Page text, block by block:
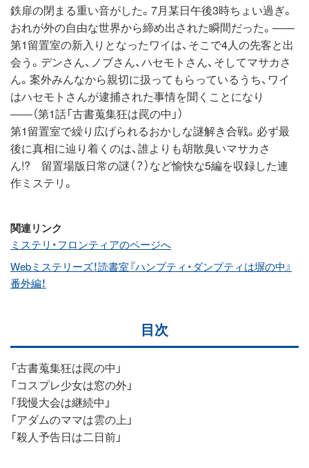
鉄扉の閉まる重い音がした。7月某日午後3時ちょい過ぎ。
おれが外の自由な世界から締め出された瞬間だった。――
第1留置室の新入りとなったワイは、そこで4人の先客と出
会う。デンさん、ノブさん、ハセモトさん、そしてマサカさ
ん。案外みんなから親切に扱ってもらっているうち、ワイ
はハセモトさんが逮捕された事情を聞くことになり
――（第1話「古書蒐集狂は罠の中」）
第1留置室で繰り広げられるおかしな謎解き合戦。必ず最
後に真相に辿り着くのは、誰よりも胡散臭いマサカさ
ん!? 留置場版日常の謎（？）など愉快な5編を収録した連
作ミステリ。
関連リンク
ミステリ・フロンティアのページへ
Webミステリーズ！読書室『ハンプティ・ダンプティは塀の中』
番外編！
目次
「古書蒐集狂は罠の中」
「コスプレ少女は窓の外」
「我慢大会は継続中」
「アダムのママは雲の上」
「殺人予告日は二日前」